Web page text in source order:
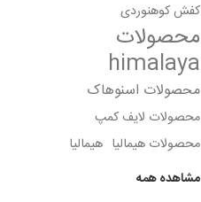
کفش کوهنوردی
محصولات
himalaya
محصولات اسنوهاک
محصولات لایف کمپ
محصولات هیمالیا هیمالیا
مشاهده همه